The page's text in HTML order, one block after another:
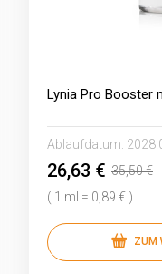
Lynia Pro Booster
Ablaufdatum:
26,63 € 35,50 €
( 1 ml = 0,89 € )
ZUM